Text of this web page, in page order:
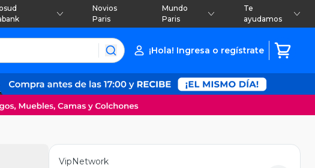
Novios
Paris
Mundo
Paris
Te
ayudamos
¡Hola! Ingresa o regístrate
VipNetwork